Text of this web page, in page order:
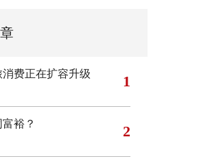
费正在扩容升级 1
裕？ 2